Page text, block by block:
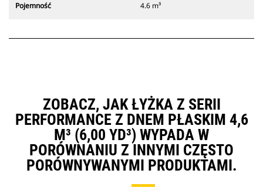
Pojemność 4.6 m³
ZOBACZ, JAK ŁYŻKA Z SERII
PERFORMANCE Z DNEM PŁASKIM 4,6
M³ (6,00 YD³) WYPADA W
PORÓWNANIU Z INNYMI CZĘSTO
PORÓWNYWANYMI PRODUKTAMI.